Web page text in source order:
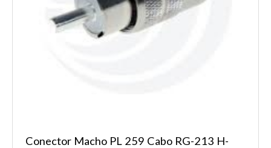
Conector Macho PL 259 Cabo RG-213 H-